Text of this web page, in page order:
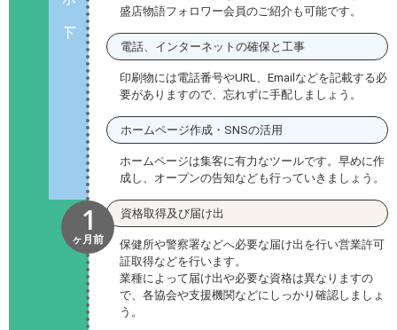
ト
盛店物語フォロワー会員のご紹介も可能です。
電話、インターネットの確保と工事
印刷物には電話番号やURL、Emailなどを記載する必
要がありますので、忘れずに手配しましょう。
ホームページ作成・SNSの活用
ホームページは集客に有力なツールです。早めに作
成し、オープンの告知なども行っていきましょう。
1
ヶ月前
資格取得及び届け出
保健所や警察署などへ必要な届け出を行い営業許可
証取得などを行います。
業種によって届け出や必要な資格は異なりますの
で、各協会や支援機関などにしっかり確認しましょ
う。